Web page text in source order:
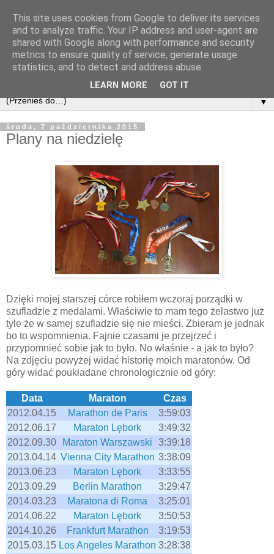
▼
środa, 7 października 2015
Plany na niedzielę
Dzięki mojej starszej córce robiłem wczoraj porządki w
szufladzie z medalami. Właściwie to mam tego żelastwo już
tyle że w samej szufladzie się nie mieści. Zbieram je jednak
bo to wspomnienia. Fajnie czasami je przejrzeć i
przypomnieć sobie jak to było. No właśnie - a jak to było?
Na zdjęciu powyżej widać historię moich maratonów. Od
góry widać poukładane chronologicznie od góry:
Data Maraton
Czas
2012.04.15
Marathon de Paris
3:59:03
2012.06.17
Maraton Lębork
3:49:32
2012.09.30
Maraton Warszawski
3:39:18
2013.04.14 Vienna City Marathon 3:38:09
2013.06.23
Maraton Lębork
3:33:55
2013.09.29
Berlin Marathon
3:29:47
2014.03.23
Maratona di Roma
3:25:01
2014.06.22
Maraton Lębork
3:50:53
2014.10.26
Frankfurt Marathon
3:19:53
2015.03.15 Los Angeles Marathon 3:28:38
This site uses cookies from Google to deliver its services
and to analyze traffic. Your IP address and user-agent are
shared with Google along with performance and security
metrics to ensure quality of service, generate usage
statistics, and to detect and address abuse.
LEARN MORE GOT IT